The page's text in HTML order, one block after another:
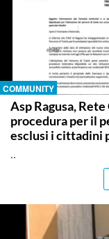
COMMUNITY
Asp Ragusa,
procedura per il
esclusi i cittadini
..